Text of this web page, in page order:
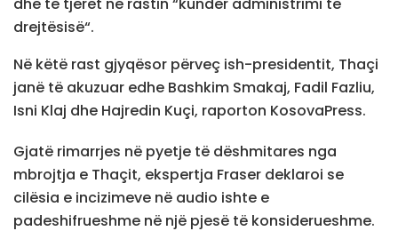
dhe të tjerët në rastin “kundër administrimi të
drejtësisë“.
Në këtë rast gjyqësor përveç ish-presidentit, Thaçi
janë të akuzuar edhe Bashkim Smakaj, Fadil Fazliu,
Isni Klaj dhe Hajredin Kuçi, raporton KosovaPress.
Gjatë rimarrjes në pyetje të dëshmitares nga
mbrojtja e Thaçit, ekspertja Fraser deklaroi se
cilësia e incizimeve në audio ishte e
padeshifrueshme në një pjesë të konsiderueshme.